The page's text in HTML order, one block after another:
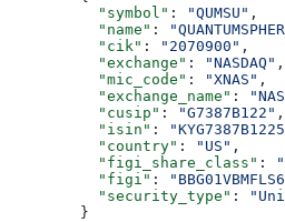
          "symbol"
: "QUMSU" ,
          "name"
:
          "cik"
: "2070900" ,
          "exchange"
: "NASDAQ" ,
          "mic_code"
: "XNAS" ,
          "exchange_name"
:
          "cusip"
: "G7387B122" ,
          "isin"
:
          "country"
: "US" ,
          "figi_share_class"
:
          "figi"
:
          "security_type"
:
        }